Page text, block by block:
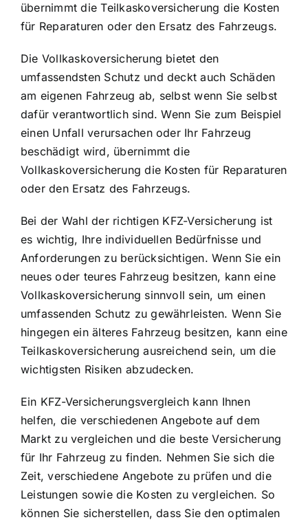
übernimmt die Teilkaskoversicherung die Kosten
für Reparaturen oder den Ersatz des Fahrzeugs.
Die Vollkaskoversicherung bietet den
umfassendsten Schutz und deckt auch Schäden
am eigenen Fahrzeug ab, selbst wenn Sie selbst
dafür verantwortlich sind. Wenn Sie zum Beispiel
einen Unfall verursachen oder Ihr Fahrzeug
beschädigt wird, übernimmt die
Vollkaskoversicherung die Kosten für Reparaturen
oder den Ersatz des Fahrzeugs.
Bei der Wahl der richtigen KFZ-Versicherung ist
es wichtig, Ihre individuellen Bedürfnisse und
Anforderungen zu berücksichtigen. Wenn Sie ein
neues oder teures Fahrzeug besitzen, kann eine
Vollkaskoversicherung sinnvoll sein, um einen
umfassenden Schutz zu gewährleisten. Wenn Sie
hingegen ein älteres Fahrzeug besitzen, kann eine
Teilkaskoversicherung ausreichend sein, um die
wichtigsten Risiken abzudecken.
Ein KFZ-Versicherungsvergleich kann Ihnen
helfen, die verschiedenen Angebote auf dem
Markt zu vergleichen und die beste Versicherung
für Ihr Fahrzeug zu finden. Nehmen Sie sich die
Zeit, verschiedene Angebote zu prüfen und die
Leistungen sowie die Kosten zu vergleichen. So
können Sie sicherstellen, dass Sie den optimalen